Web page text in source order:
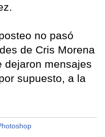
no pasó
de Cris Morena
dejaron mensajes
supuesto, a la